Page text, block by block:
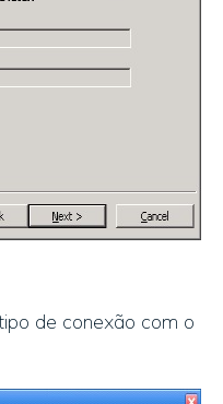
de conexão com o